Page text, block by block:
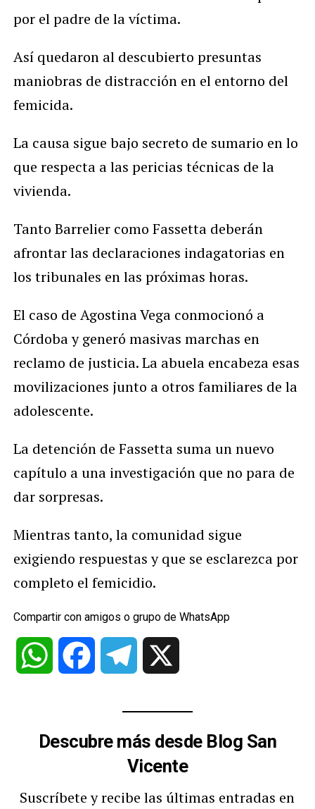
por el padre de la víctima.
Así quedaron al descubierto presuntas
maniobras de distracción en el entorno del
femicida.
La causa sigue bajo secreto de sumario en lo
que respecta a las pericias técnicas de la
vivienda.
Tanto Barrelier como Fassetta deberán
afrontar las declaraciones indagatorias en
los tribunales en las próximas horas.
El caso de Agostina Vega conmocionó a
Córdoba y generó masivas marchas en
reclamo de justicia. La abuela encabeza esas
movilizaciones junto a otros familiares de la
adolescente.
La detención de Fassetta suma un nuevo
capítulo a una investigación que no para de
dar sorpresas.
Mientras tanto, la comunidad sigue
exigiendo respuestas y que se esclarezca por
completo el femicidio.
Compartir con amigos o grupo de WhatsApp
WhatsApp Facebook Telegram
Descubre más desde Blog San
Vicente
Suscríbete y recibe las últimas entradas en